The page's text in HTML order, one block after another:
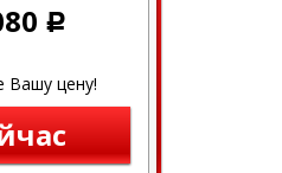
Р
Вашу цену!